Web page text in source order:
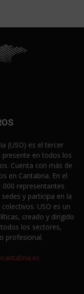
(USO) es el tercer
en todos los
Cuenta con más de
en Cantabria. En el
representantes
y participa en la
USO es un
creado y dirigido
los sectores,
profesional.